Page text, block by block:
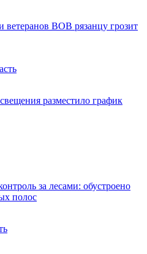
ветеранов ВОВ рязанцу грозит
разместило график
за лесами: обустроено
полос